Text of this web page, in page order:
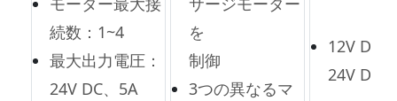
続数：1~4
最大出力電圧：
24V DC、5A
を
制御
3つの異なるマ
12V DC
24V DC